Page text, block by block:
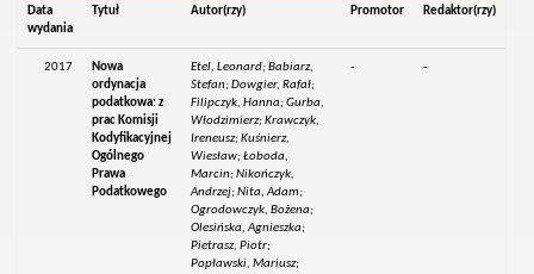
Data
wydania
Tytuł Autor(rzy) Promotor Redaktor(rzy)
2017
Nowa
ordynacja
podatkowa: z
prac Komisji
Kodyfikacyjnej
Ogólnego
Prawa
Podatkowego
Etel, Leonard; Babiarz,
Stefan; Dowgier, Rafał;
Filipczyk, Hanna; Gurba,
Włodzimierz; Krawczyk,
Ireneusz; Kuśnierz,
Wiesław; Łoboda,
Marcin; Nikończyk,
Andrzej; Nita, Adam;
Ogrodowczyk, Bożena;
Olesińska, Agnieszka;
Pietrasz, Piotr;
Popławski, Mariusz;
- -